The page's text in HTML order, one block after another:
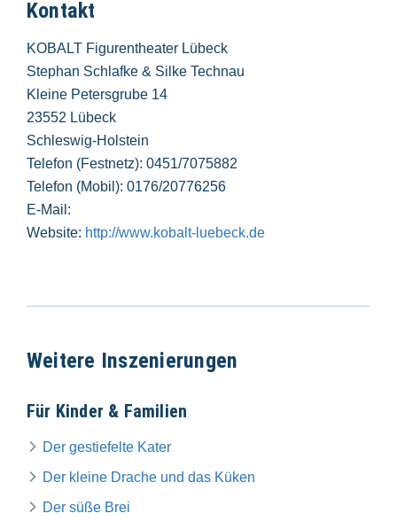
Kontakt
KOBALT Figurentheater Lübeck
Stephan Schlafke & Silke Technau
Kleine Petersgrube 14
23552 Lübeck
Schleswig-Holstein
Telefon (Festnetz): 0451/7075882
Telefon (Mobil): 0176/20776256
E-Mail:
Website: http://www.kobalt-luebeck.de
Weitere Inszenierungen
Für Kinder & Familien
Der gestiefelte Kater
Der kleine Drache und das Küken
Der süße Brei